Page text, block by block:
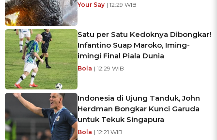
Your Say | 12:29 WIB
Satu per Satu Kedoknya Dibongkar!
Infantino Suap Maroko, Iming-
imingi Final Piala Dunia
Bola | 12:29 WIB
Indonesia di Ujung Tanduk, John
Herdman Bongkar Kunci Garuda
untuk Tekuk Singapura
Bola | 12:21 WIB